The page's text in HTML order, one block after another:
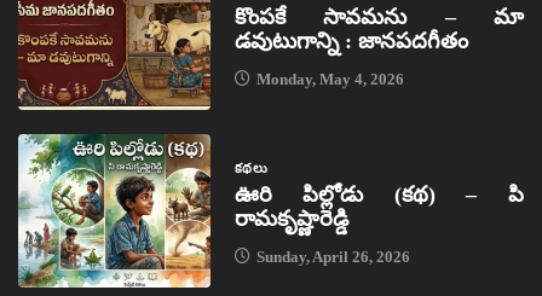
కొంపకే సావమను – మా
డవుటుగాన్ని : జానపదగీతం
Monday, May 4, 2026
కథలు
ఊరి పిల్లోడు (కథ) – పి
రామకృష్ణారెడ్డి
Sunday, April 26, 2026